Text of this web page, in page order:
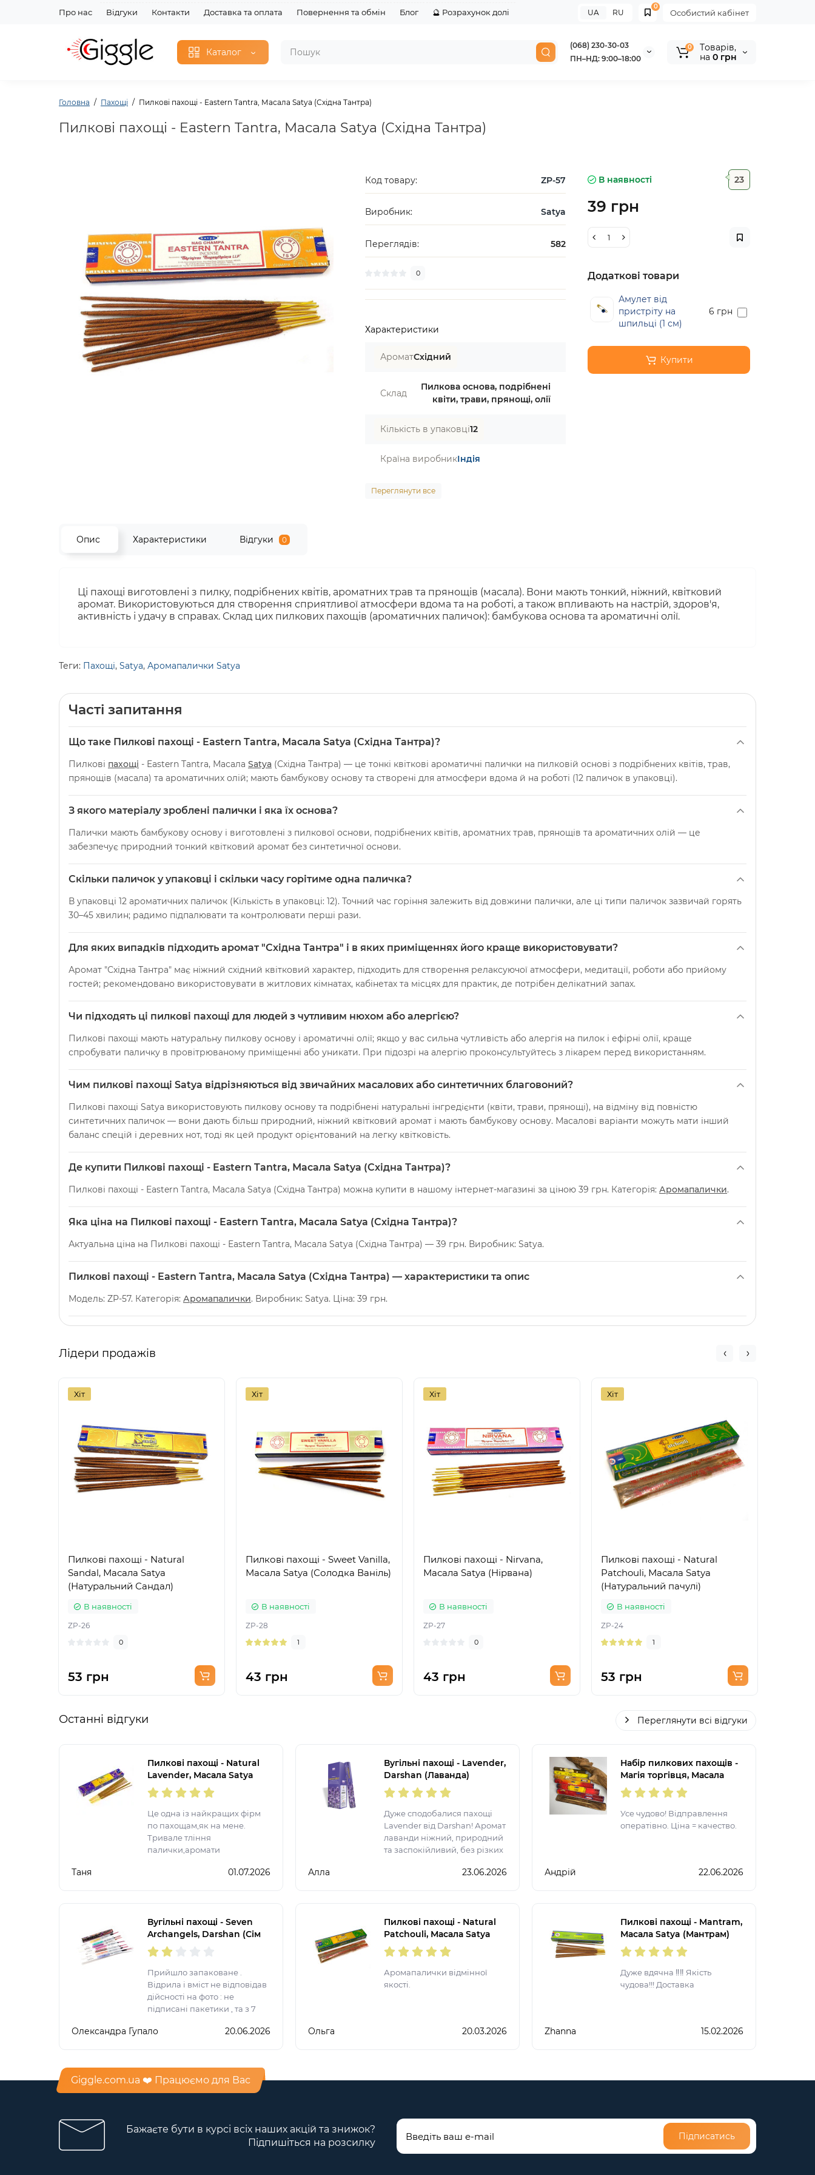
Про нас Відгуки Контакти Доставка та оплата Повернення та обмін Блог 🔮 Розрахунок долі Особистий кабінет
0
UA RU
Каталог
(068) 230-30-03
ПН–НД: 9:00–18:00
0
Tоварів,
на 0 грн
Головна Пахощі Пилкові пахощі - Eastern Tantra, Масала Satya (Східна Тантра)
Пилкові пахощі - Eastern Tantra, Масала Satya (Східна Тантра)
Код товару: ZP-57
Виробник: Satya
Переглядів: 582
0
Характеристики
АроматСхідний
Склад
Пилкова основа, подрібнені
квіти, трави, прянощі, олії
Кількість в упаковці12
Країна виробникІндія
Переглянути все
В наявності 23
39 грн
Додаткові товари
Амулет від
пристріту на
шпильці (1 см)
6 грн
Купити
Опис Характеристики Відгуки 0
Ці пахощі виготовлені з пилку, подрібнених квітів, ароматних трав та прянощів (масала). Вони мають тонкий, ніжний, квітковий
аромат. Використовуються для створення сприятливої атмосфери вдома та на роботі, а також впливають на настрій, здоров'я,
активність і удачу в справах. Склад цих пилкових пахощів (ароматичних паличок): бамбукова основа та ароматичні олії.
Теги: Пахощі, Satya, Аромапалички Satya
Часті запитання
Що таке Пилкові пахощі - Eastern Tantra, Масала Satya (Східна Тантра)?
Пилкові пахощі - Eastern Tantra, Масала Satya (Східна Тантра) — це тонкі квіткові ароматичні палички на пилковій основі з подрібнених квітів, трав,
прянощів (масала) та ароматичних олій; мають бамбукову основу та створені для атмосфери вдома й на роботі (12 паличок в упаковці).
З якого матеріалу зроблені палички і яка їх основа?
Палички мають бамбукову основу і виготовлені з пилкової основи, подрібнених квітів, ароматних трав, прянощів та ароматичних олій — це
забезпечує природний тонкий квітковий аромат без синтетичної основи.
Скільки паличок у упаковці і скільки часу горітиме одна паличка?
В упаковці 12 ароматичних паличок (Kількість в упаковці: 12). Точний час горіння залежить від довжини палички, але ці типи паличок зазвичай горять
30–45 хвилин; радимо підпалювати та контролювати перші рази.
Для яких випадків підходить аромат "Східна Тантра" і в яких приміщеннях його краще використовувати?
Аромат "Східна Тантра" має ніжний східний квітковий характер, підходить для створення релаксуючої атмосфери, медитації, роботи або прийому
гостей; рекомендовано використовувати в житлових кімнатах, кабінетах та місцях для практик, де потрібен делікатний запах.
Чи підходять ці пилкові пахощі для людей з чутливим нюхом або алергією?
Пилкові пахощі мають натуральну пилкову основу і ароматичні олії; якщо у вас сильна чутливість або алергія на пилок і ефірні олії, краще
спробувати паличку в провітрюваному приміщенні або уникати. При підозрі на алергію проконсультуйтесь з лікарем перед використанням.
Чим пилкові пахощі Satya відрізняються від звичайних масалових або синтетичних благовоний?
Пилкові пахощі Satya використовують пилкову основу та подрібнені натуральні інгредієнти (квіти, трави, прянощі), на відміну від повністю
синтетичних паличок — вони дають більш природний, ніжний квітковий аромат і мають бамбукову основу. Масалові варіанти можуть мати інший
баланс спецій і деревних нот, тоді як цей продукт орієнтований на легку квітковість.
Де купити Пилкові пахощі - Eastern Tantra, Масала Satya (Східна Тантра)?
Пилкові пахощі - Eastern Tantra, Масала Satya (Східна Тантра) можна купити в нашому інтернет-магазині за ціною 39 грн. Категорія: Аромапалички.
Яка ціна на Пилкові пахощі - Eastern Tantra, Масала Satya (Східна Тантра)?
Актуальна ціна на Пилкові пахощі - Eastern Tantra, Масала Satya (Східна Тантра) — 39 грн. Виробник: Satya.
Пилкові пахощі - Eastern Tantra, Масала Satya (Східна Тантра) — характеристики та опис
Модель: ZP-57. Категорія: Аромапалички. Виробник: Satya. Ціна: 39 грн.
Лідери продажів
Хіт
Пилкові пахощі - Natural
Sandal, Масала Satya
(Натуральний Сандал)
В наявності
ZP-26
0
53 грн
Хіт
Пилкові пахощі - Sweet Vanilla,
Масала Satya (Солодка Ваніль)
В наявності
ZP-28
1
43 грн
Хіт
Пилкові пахощі - Nirvana,
Масала Satya (Нірвана)
В наявності
ZP-27
0
43 грн
Хіт
Пилкові пахощі - Natural
Patchouli, Масала Satya
(Натуральний пачулі)
В наявності
ZP-24
1
53 грн
Останні відгуки Переглянути всі відгуки
Пилкові пахощі - Natural
Lavender, Масала Satya
(Натуральна Лаванда)
Це одна із найкращих фірм
по пахощам,як на мене.
Тривале тління
палички,аромати
більшість представлених
Таня 01.07.2026
Вугільні пахощі - Lavender,
Darshan (Лаванда)
Дуже сподобалися пахощі
Lavender від Darshan! Аромат
лаванди ніжний, природний
та заспокійливий, без різких
достатньо, щоб наповнити
Алла 23.06.2026
Набір пилкових пахощів -
Магія торгівця, Масала
Satya
Усе чудово! Відправлення
оператівно. Ціна = качество.
Андрій 22.06.2026
Вугільні пахощі - Seven
Archangels, Darshan (Сім
Архангелів)
Прийшло запаковане .
Відрила і вміст не відповідав
дійсності на фото : не
підписані пакетики , та з 7
Олександра Гупало 20.06.2026
Пилкові пахощі - Natural
Patchouli, Масала Satya
(Натуральний пачулі)
Аромапалички відмінної
якості.
Ольга 20.03.2026
Пилкові пахощі - Mantram,
Масала Satya (Мантрам)
Дуже вдячна ‼️‼️ Якість
чудова!!! Доставка
Zhanna 15.02.2026
Giggle.com.ua ❤️ Працюємо для Вас
Бажаєте бути в курсі всіх наших акцій та знижок?
Підпишіться на розсилку
Підписатись